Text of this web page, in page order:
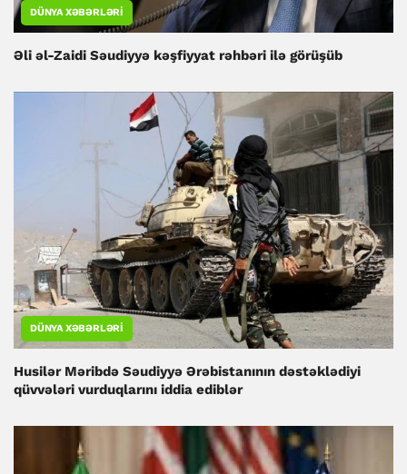
DÜNYA XƏBƏRLƏRI
Əli əl-Zaidi Səudiyyə kəşfiyyat rəhbəri ilə görüşüb
DÜNYA XƏBƏRLƏRI
Husilər Məribdə Səudiyyə Ərəbistanının dəstəklədiyi
qüvvələri vurduqlarını iddia ediblər